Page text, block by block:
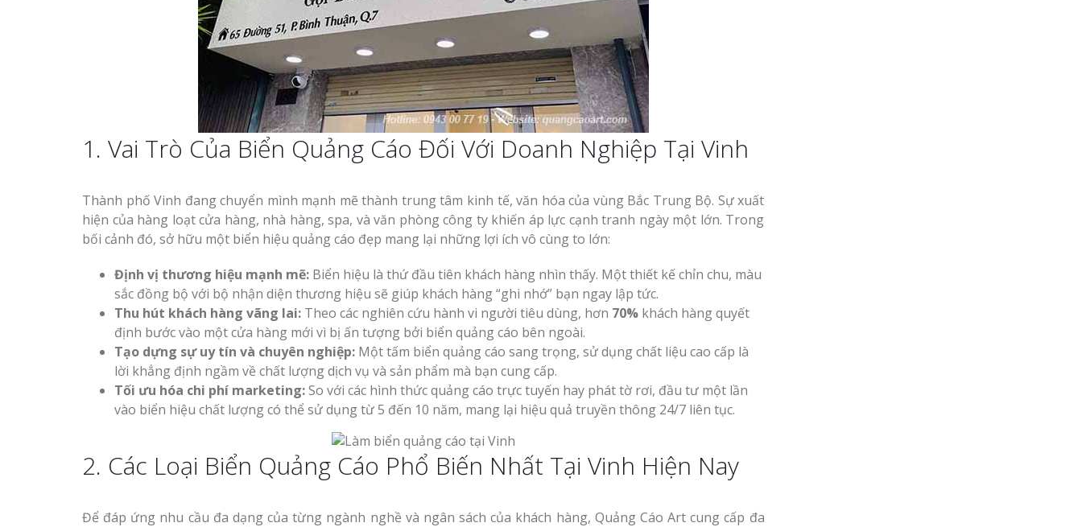
1. Vai Trò Của Biển Quảng Cáo Đối Với Doanh Nghiệp Tại Vinh
Thành phố Vinh đang chuyển mình mạnh mẽ thành trung tâm kinh tế, văn hóa của vùng Bắc Trung Bộ. Sự xuất
hiện của hàng loạt cửa hàng, nhà hàng, spa, và văn phòng công ty khiến áp lực cạnh tranh ngày một lớn. Trong
bối cảnh đó, sở hữu một biển hiệu quảng cáo đẹp mang lại những lợi ích vô cùng to lớn:
Định vị thương hiệu mạnh mẽ: Biển hiệu là thứ đầu tiên khách hàng nhìn thấy. Một thiết kế chỉn chu, màu
sắc đồng bộ với bộ nhận diện thương hiệu sẽ giúp khách hàng “ghi nhớ” bạn ngay lập tức.
Thu hút khách hàng vãng lai: Theo các nghiên cứu hành vi người tiêu dùng, hơn 70% khách hàng quyết
định bước vào một cửa hàng mới vì bị ấn tượng bởi biển quảng cáo bên ngoài.
Tạo dựng sự uy tín và chuyên nghiệp: Một tấm biển quảng cáo sang trọng, sử dụng chất liệu cao cấp là
lời khẳng định ngầm về chất lượng dịch vụ và sản phẩm mà bạn cung cấp.
Tối ưu hóa chi phí marketing:So với các hình thức quảng cáo trực tuyến hay phát tờ rơi, đầu tư một lần
vào biển hiệu chất lượng có thể sử dụng từ 5 đến 10 năm, mang lại hiệu quả truyền thông 24/7 liên tục.
2. Các Loại Biển Quảng Cáo Phổ Biến Nhất Tại Vinh Hiện Nay
Để đáp ứng nhu cầu đa dạng của từng ngành nghề và ngân sách của khách hàng, Quảng Cáo Art cung cấp đa